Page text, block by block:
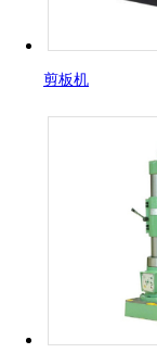
剪板机